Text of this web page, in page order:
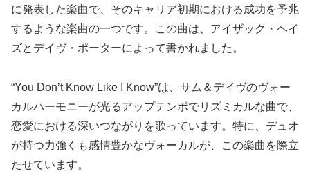
に発表した楽曲で、そのキャリア初期における成功を予兆
するような楽曲の一つです。この曲は、アイザック・ヘイ
ズとデイヴ・ポーターによって書かれました。
“You Don’t Know Like I Know”は、サム＆デイヴのヴォー
カルハーモニーが光るアップテンポでリズミカルな曲で、
恋愛における深いつながりを歌っています。特に、デュオ
が持つ力強くも感情豊かなヴォーカルが、この楽曲を際立
たせています。